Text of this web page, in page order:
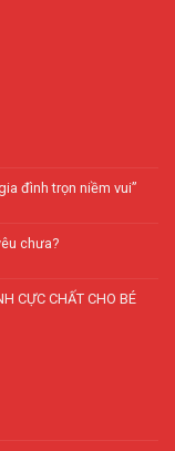
đình trọn niềm vui”
chưa?
CỰC CHẤT CHO BÉ